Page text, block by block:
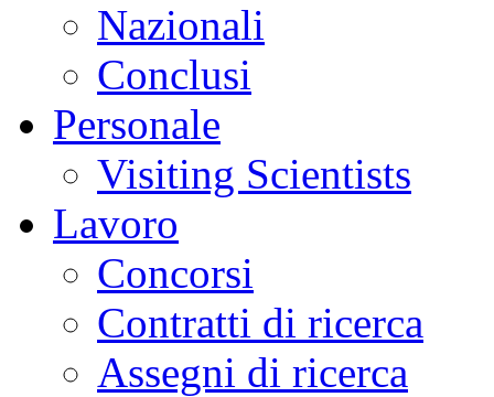
Nazionali
Conclusi
Personale
Visiting Scientists
Lavoro
Concorsi
Contratti di ricerca
Assegni di ricerca